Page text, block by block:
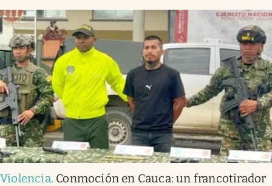
Violencia. Conmoción en Cauca: un francotirador